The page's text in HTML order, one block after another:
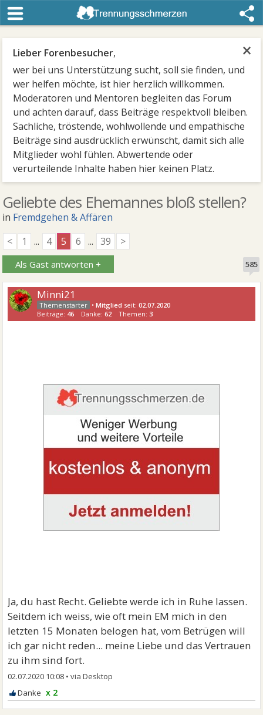
×
Lieber Forenbesucher,
wer bei uns Unterstützung sucht, soll sie finden, und
wer helfen möchte, ist hier herzlich willkommen.
Moderatoren und Mentoren begleiten das Forum
und achten darauf, dass Beiträge respektvoll bleiben.
Sachliche, tröstende, wohlwollende und empathische
Beiträge sind ausdrücklich erwünscht, damit sich alle
Mitglieder wohl fühlen. Abwertende oder
verurteilende Inhalte haben hier keinen Platz.
Geliebte des Ehemannes bloß stellen?
in Fremdgehen & Affären
<
1 ... 4 5 6 ... 39 >
Als Gast antworten + 585
Minni21
•Mitglied seit:02.07.2020
Beiträge: 46 Danke:62 Themen:3
Ja, du hast Recht. Geliebte werde ich in Ruhe lassen.
Seitdem ich weiss, wie oft mein EM mich in den
letzten 15 Monaten belogen hat, vom Betrügen will
ich gar nicht reden... meine Liebe und das Vertrauen
zu ihm sind fort.
02.07.2020 10:08 •
x 2